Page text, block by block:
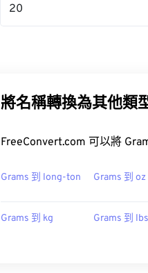
20
將名稱轉換為其他類
FreeConvert.com 可以將
Grams 到 long-ton Grams 到 oz
Grams 到 kg Grams 到 lbs